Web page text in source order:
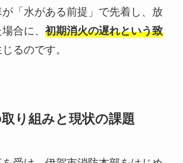
「水がある前提」で先着し、放
合に、 初期消火の遅れという致
るのです。
り組みと現状の課題